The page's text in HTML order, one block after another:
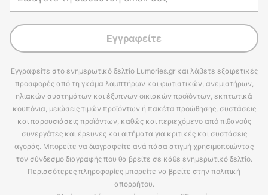
Εγγραφείτε
Εγγραφείτε στο ενημερωτικό δελτίο Lumories.gr και λάβετε εξαιρετικές
προσφορές από τη γκάμα λαμπτήρων και φωτιστικών, ανεμιστήρων,
ηλιακών συστημάτων και έξυπνων οικιακών προϊόντων, εκπτωτικά
κουπόνια, μειώσεις τιμών προϊόντων ή πακέτα προώθησης, συστάσεις
και παρουσιάσεις προϊόντων, καθώς και περιεχόμενο από πιθανούς
συνεργάτες και έρευνες και αιτήματα για κριτικές και συστάσεις
αγοράς. Μπορείτε να διαγραφείτε ανά πάσα στιγμή χρησιμοποιώντας
τον σύνδεσμο διαγραφής που θα βρείτε σε κάθε ενημερωτικό δελτίο.
Περισσότερες πληροφορίες μπορείτε να βρείτε στην πολιτική
απορρήτου.